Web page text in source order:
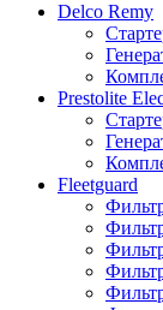
Delco Remy
Prestolite
Fleetguard